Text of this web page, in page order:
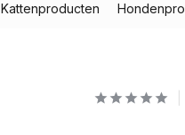
Kattenproducten